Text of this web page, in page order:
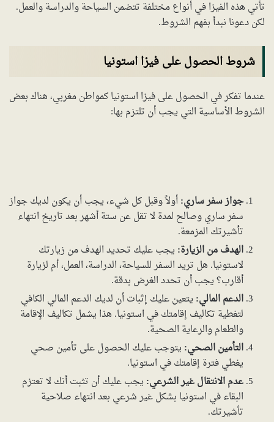
تأتي هذه الفيزا في أنواع مختلفة تتضمن السياحة والدراسة والعمل.
لكن دعونا نبدأ بفهم الشروط.
شروط الحصول على فيزا استونيا
عندما تفكر في الحصول على فيزا استونيا كمواطن مغربي، هناك بعض
الشروط الأساسية التي يجب أن تلتزم بها:
جواز سفر ساري:أولاً وقبل كل شيء، يجب أن يكون لديك جواز
سفر ساري وصالح لمدة لا تقل عن ستة أشهر بعد تاريخ انتهاء
تأشيرتك المزمعة.
الهدف من الزيارة: يجب عليك تحديد الهدف من زيارتك
لاستونيا. هل تريد السفر للسياحة، الدراسة، العمل، أم لزيارة
أقارب؟ يجب أن تحدد الغرض بدقة.
الدعم المالي: يتعين عليك إثبات أن لديك الدعم المالي الكافي
لتغطية تكاليف إقامتك في استونيا. هذا يشمل تكاليف الإقامة
والطعام والرعاية الصحية.
التأمين الصحي: يتوجب عليك الحصول على تأمين صحي
يغطي فترة إقامتك في استونيا.
عدم الانتقال غير الشرعي: يجب عليك أن تثبت أنك لا تعتزم
البقاء في استونيا بشكل غير شرعي بعد انتهاء صلاحية
تأشيرتك.